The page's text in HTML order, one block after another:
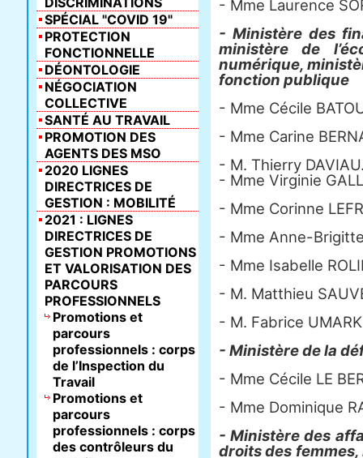
- Mme Laurence
- Ministère des
ministère de
numérique,
fonction publique
- Mme Cécile
- Mme Carine
- M. Thierry
- Mme Virginie
- Mme Corinne
- Mme Anne-
- Mme Isabelle
- M. Matthieu
- M. Fabrice
- Ministère de la
- Mme Cécile LE
- Mme Dominique
- Ministère des
droits des femmes,
SPÉCIAL "COVID 19"
PROTECTION
FONCTIONNELLE
DÉONTOLOGIE
NÉGOCIATION
COLLECTIVE
SANTÉ AU TRAVAIL
PROMOTION DES
AGENTS DES MSO
2020 LIGNES
DIRECTRICES DE
GESTION : MOBILITÉ
2021 : LIGNES
DIRECTRICES DE
GESTION PROMOTIONS
ET VALORISATION DES
PARCOURS
PROFESSIONNELS
Promotions et
parcours
professionnels : corps
de l’Inspection du
Travail
Promotions et
parcours
professionnels : corps
des contrôleurs du